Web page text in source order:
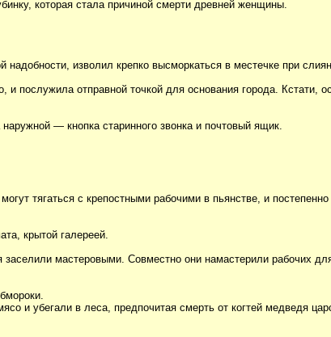
которая стала причиной смерти древней женщины.
изволил крепко высморкаться в местечке при
послужила отправной точкой для основания города. Кстати,
— кнопка старинного звонка и почтовый ящик.
тягаться с крепостными рабочими в пьянстве, и
крытой галереей.
мастеровыми. Совместно они намастерили рабочих
и убегали в леса, предпочитая смерть от когтей медведя